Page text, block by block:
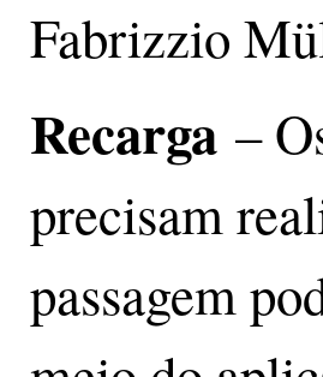
Fabrizzio
Recarga–
precisam
passagem